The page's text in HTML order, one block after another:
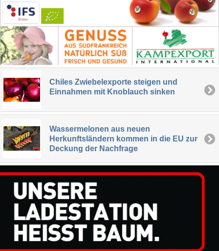
Chiles Zwiebelexporte steigen und
Einnahmen mit Knoblauch sinken
Wassermelonen aus neuen
Herkunftsländern kommen in die EU zur
Deckung der Nachfrage